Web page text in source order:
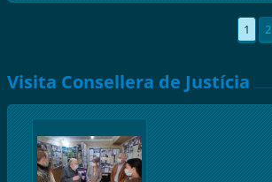
1
2
Visita Consellera de Justícia